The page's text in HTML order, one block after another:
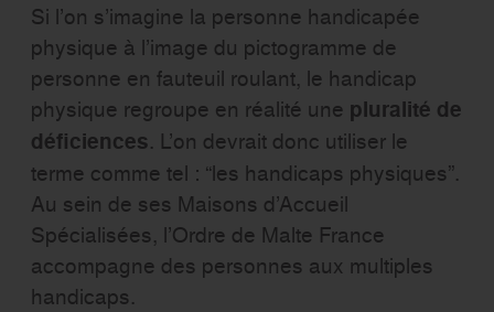
Si l’on s’imagine la personne handicapée
physique à l’image du pictogramme de
personne en fauteuil roulant, le handicap
physique regroupe en réalité une pluralité de
déficiences. L’on devrait donc utiliser le
terme comme tel : “les handicaps physiques”.
Au sein de ses Maisons d’Accueil
Spécialisées, l’Ordre de Malte France
accompagne des personnes aux multiples
handicaps.